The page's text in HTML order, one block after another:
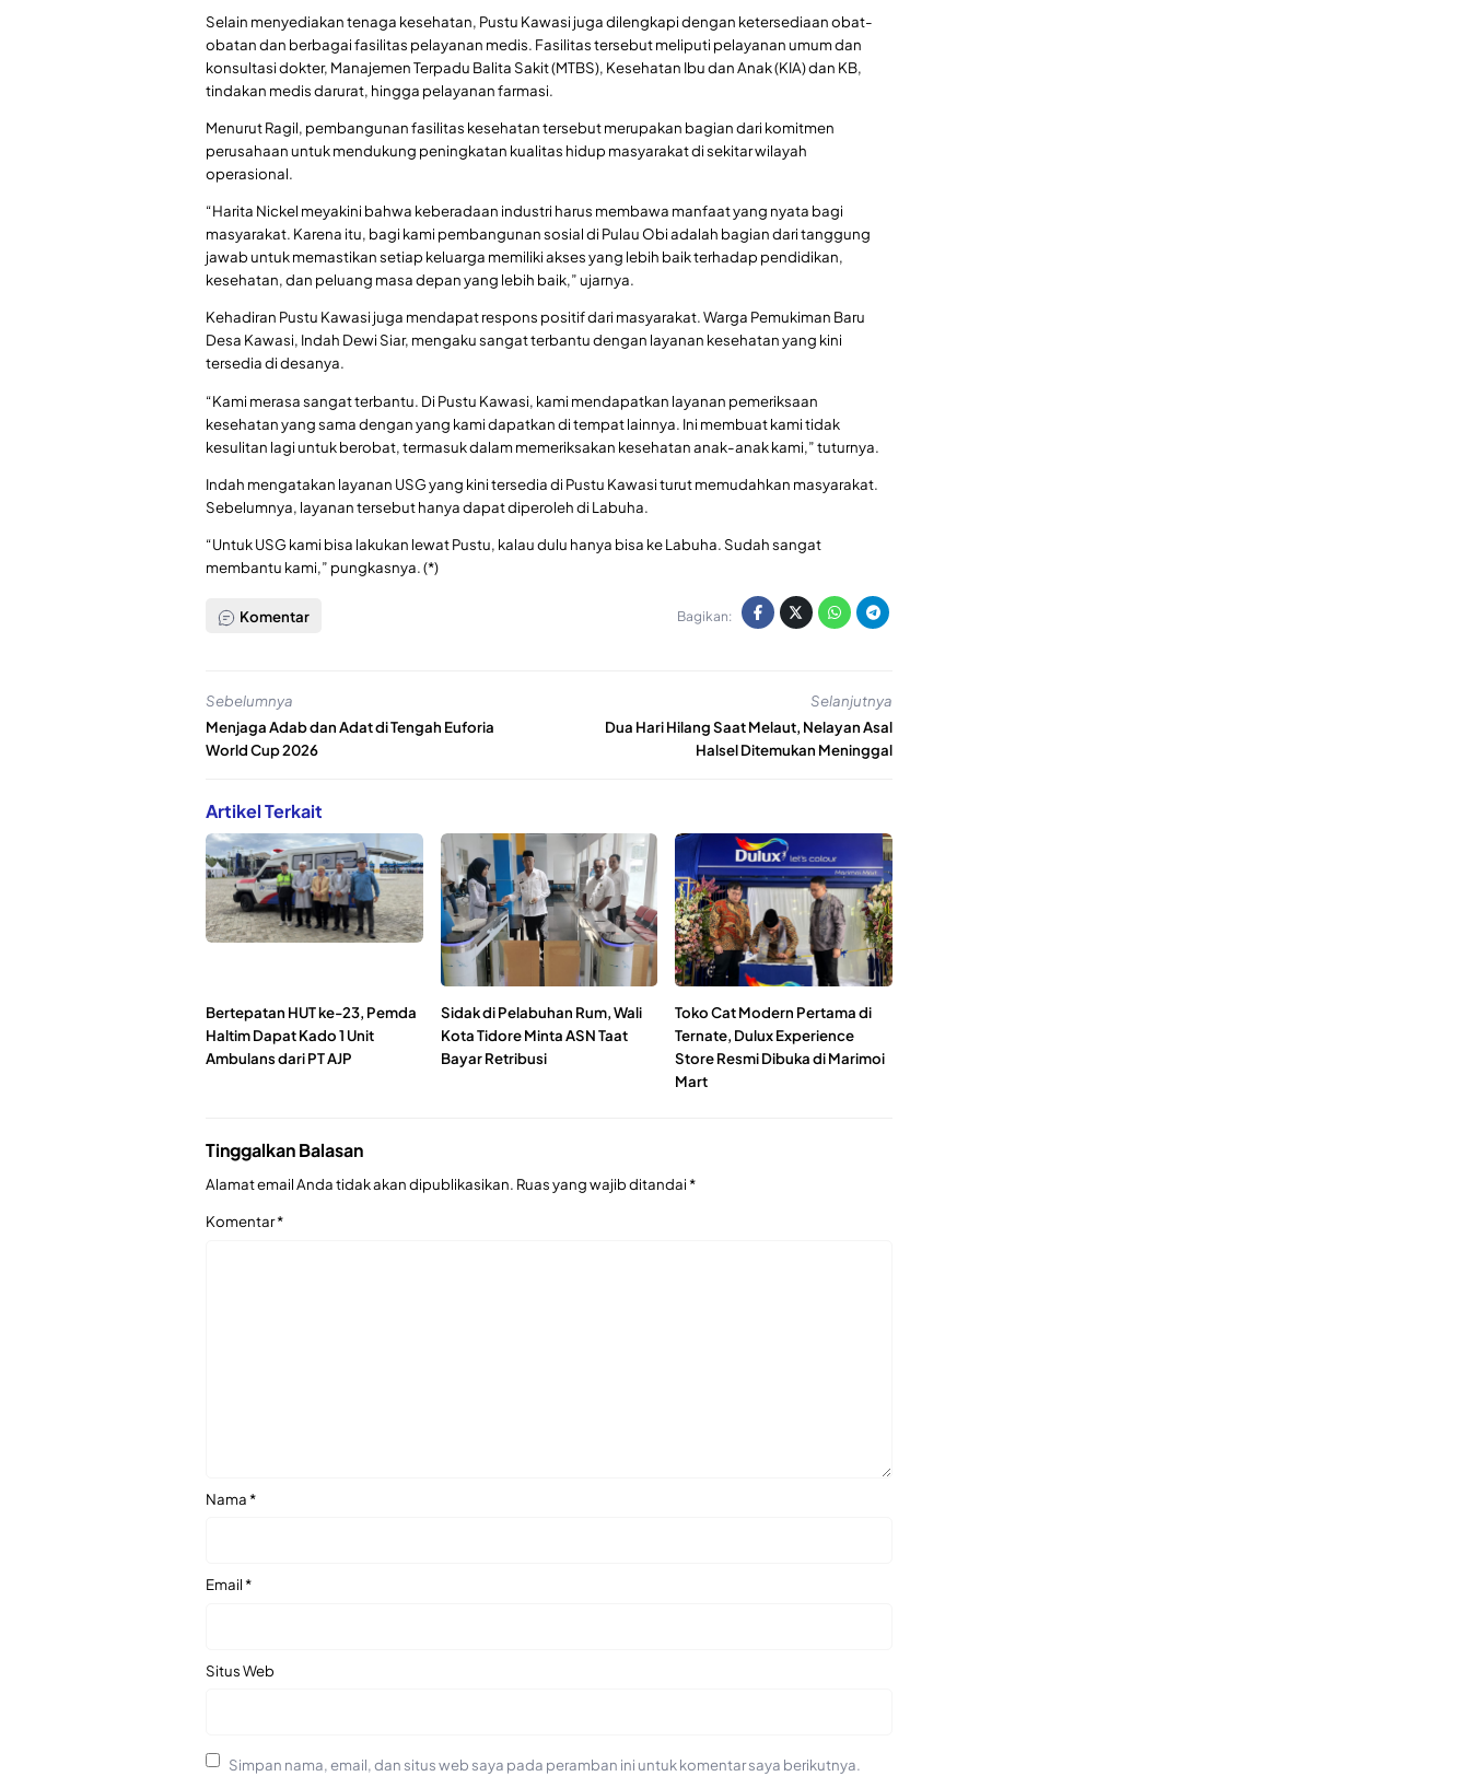
Selain menyediakan tenaga kesehatan, Pustu Kawasi juga dilengkapi dengan ketersediaan obat-
obatan dan berbagai fasilitas pelayanan medis. Fasilitas tersebut meliputi pelayanan umum dan
konsultasi dokter, Manajemen Terpadu Balita Sakit (MTBS), Kesehatan Ibu dan Anak (KIA) dan KB,
tindakan medis darurat, hingga pelayanan farmasi.
Menurut Ragil, pembangunan fasilitas kesehatan tersebut merupakan bagian dari komitmen
perusahaan untuk mendukung peningkatan kualitas hidup masyarakat di sekitar wilayah
operasional.
“Harita Nickel meyakini bahwa keberadaan industri harus membawa manfaat yang nyata bagi
masyarakat. Karena itu, bagi kami pembangunan sosial di Pulau Obi adalah bagian dari tanggung
jawab untuk memastikan setiap keluarga memiliki akses yang lebih baik terhadap pendidikan,
kesehatan, dan peluang masa depan yang lebih baik,” ujarnya.
Kehadiran Pustu Kawasi juga mendapat respons positif dari masyarakat. Warga Pemukiman Baru
Desa Kawasi, Indah Dewi Siar, mengaku sangat terbantu dengan layanan kesehatan yang kini
tersedia di desanya.
“Kami merasa sangat terbantu. Di Pustu Kawasi, kami mendapatkan layanan pemeriksaan
kesehatan yang sama dengan yang kami dapatkan di tempat lainnya. Ini membuat kami tidak
kesulitan lagi untuk berobat, termasuk dalam memeriksakan kesehatan anak-anak kami,” tuturnya.
Indah mengatakan layanan USG yang kini tersedia di Pustu Kawasi turut memudahkan masyarakat.
Sebelumnya, layanan tersebut hanya dapat diperoleh di Labuha.
“Untuk USG kami bisa lakukan lewat Pustu, kalau dulu hanya bisa ke Labuha. Sudah sangat
membantu kami,” pungkasnya. (*)
Komentar Bagikan:
Sebelumnya
Menjaga Adab dan Adat di Tengah Euforia
World Cup 2026
Selanjutnya
Dua Hari Hilang Saat Melaut, Nelayan Asal
Halsel Ditemukan Meninggal
Artikel Terkait
Bertepatan HUT ke-23, Pemda
Haltim Dapat Kado 1 Unit
Ambulans dari PT AJP
Sidak di Pelabuhan Rum, Wali
Kota Tidore Minta ASN Taat
Bayar Retribusi
Toko Cat Modern Pertama di
Ternate, Dulux Experience
Store Resmi Dibuka di Marimoi
Mart
Tinggalkan Balasan
Alamat email Anda tidak akan dipublikasikan. Ruas yang wajib ditandai*
Komentar*
Nama*
Email*
Situs Web
Simpan nama, email, dan situs web saya pada peramban ini untuk komentar saya berikutnya.